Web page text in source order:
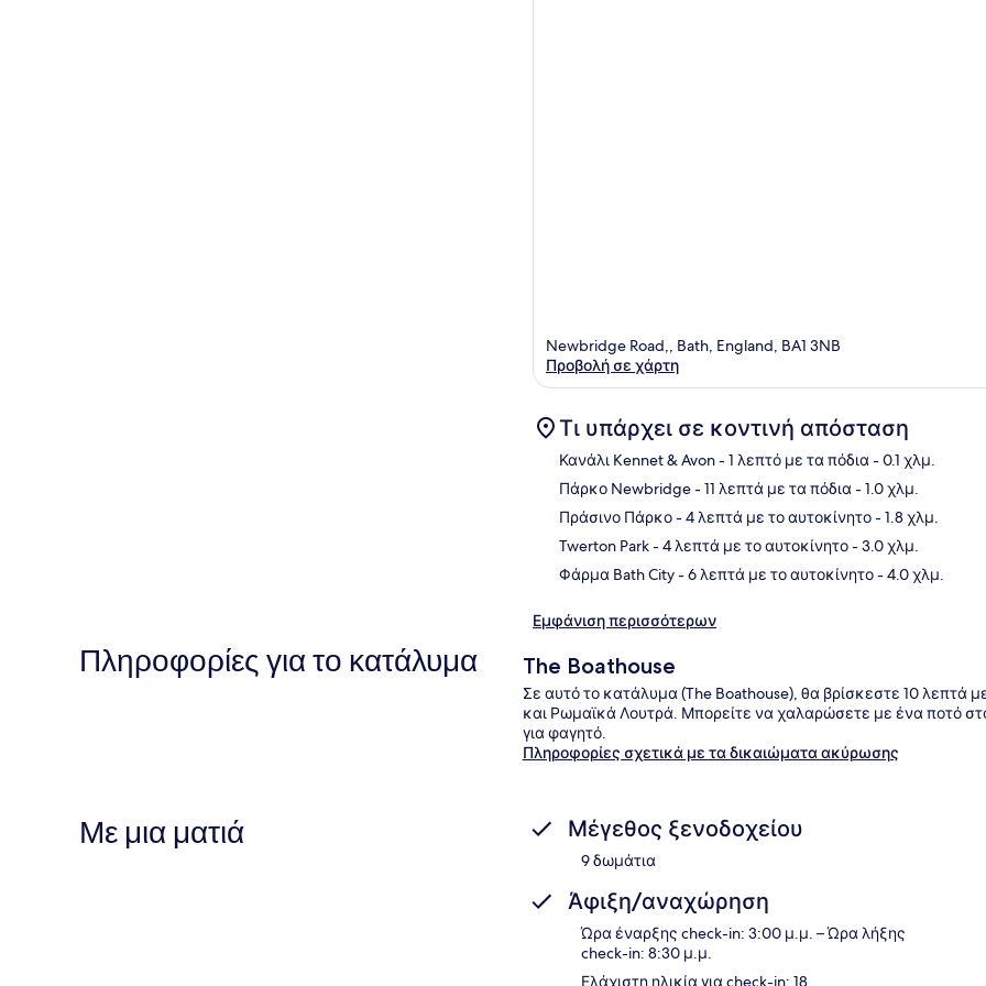
Newbridge Road,, Bath, England, BA1 3NB
Προβολή σε χάρτη
Τι υπάρχει σε κοντινή απόσταση
Κανάλι Kennet & Avon- 1 λεπτό με τα πόδια - 0.1 χλμ.
Πάρκο Newbridge- 11 λεπτά με τα πόδια - 1.0 χλμ.
Πράσινο Πάρκο- 4 λεπτά με το αυτοκίνητο- 1.8 χλμ.
Twerton Park- 4 λεπτά με το αυτοκίνητο- 3.0 χλμ.
Φάρμα Bath City- 6 λεπτά με το αυτοκίνητο- 4.0 χλμ.
Εμφάνιση περισσότερων
Πληροφορίες για το κατάλυμα The Boathouse
Σε αυτό το κατάλυμα (The Boathouse), θα βρίσκεστε 10 λεπτά
και Ρωμαϊκά Λουτρά. Μπορείτε να χαλαρώσετε με ένα ποτό
για φαγητό.
Πληροφορίες σχετικά με τα δικαιώματα ακύρωσης
Με μια ματιά Μέγεθος ξενοδοχείου
9 δωμάτια
Άφιξη/αναχώρηση
Ώρα έναρξης check-in: 3:00 μ.μ. – Ώρα λήξης
check-in: 8:30 μ.μ.
Ελάχιστη ηλικία για check-in: 18